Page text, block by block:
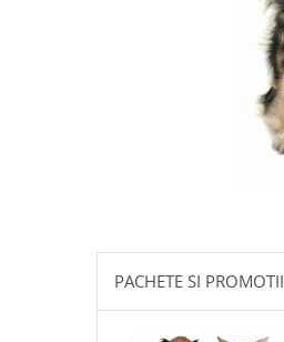
PACHETE SI PROMOTII